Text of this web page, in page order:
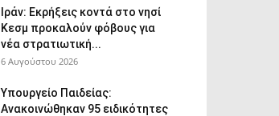
Ιράν: Εκρήξεις κοντά στο νησί
Κεσμ προκαλούν φόβους για
νέα στρατιωτική...
6 Αυγούστου 2026
Υπουργείο Παιδείας:
Ανακοινώθηκαν 95 ειδικότητες